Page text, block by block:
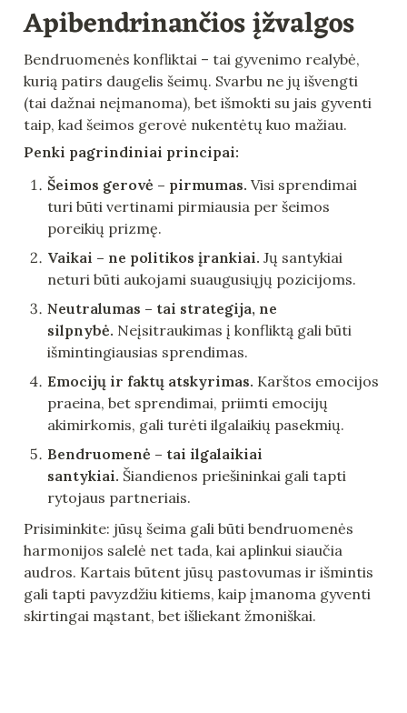
Apibendrinančios įžvalgos
Bendruomenės konfliktai – tai gyvenimo realybė,
kurią patirs daugelis šeimų. Svarbu ne jų išvengti
(tai dažnai neįmanoma), bet išmokti su jais gyventi
taip, kad šeimos gerovė nukentėtų kuo mažiau.
Penki pagrindiniai principai:
Šeimos gerovė – pirmumas. Visi sprendimai
turi būti vertinami pirmiausia per šeimos
poreikių prizmę.
Vaikai – ne politikos įrankiai. Jų santykiai
neturi būti aukojami suaugusiųjų pozicijoms.
Neutralumas – tai strategija, ne
silpnybė. Neįsitraukimas į konfliktą gali būti
išmintingiausias sprendimas.
Emocijų ir faktų atskyrimas. Karštos emocijos
praeina, bet sprendimai, priimti emocijų
akimirkomis, gali turėti ilgalaikių pasekmių.
Bendruomenė – tai ilgalaikiai
santykiai. Šiandienos priešininkai gali tapti
rytojaus partneriais.
Prisiminkite: jūsų šeima gali būti bendruomenės
harmonijos salelė net tada, kai aplinkui siaučia
audros. Kartais būtent jūsų pastovumas ir išmintis
gali tapti pavyzdžiu kitiems, kaip įmanoma gyventi
skirtingai mąstant, bet išliekant žmoniškai.